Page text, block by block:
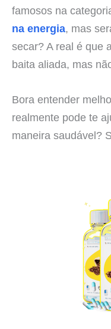
famosos na
na energia, mas
secar? A real é que
baita aliada, mas
Bora entender
realmente pode te
maneira saudável?